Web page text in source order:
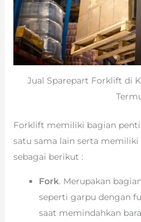
Jual Sparepart Forklift di
Forklift memiliki bagian
satu sama lain serta
sebagai berikut :
Fork. Merupakan
seperti garpu dengan
saat memindahkan